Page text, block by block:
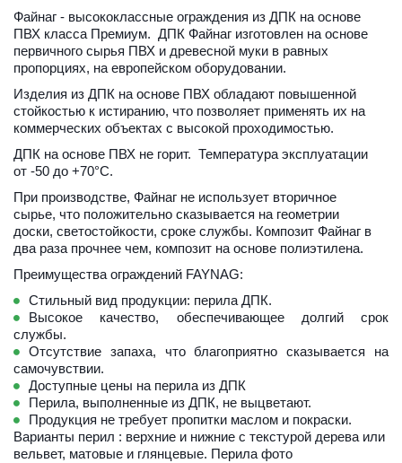
Файнаг - высококлассные ограждения из ДПК на основе
ПВХ класса Премиум.  ДПК Файнаг изготовлен на основе
первичного сырья ПВХ и древесной муки в равных
пропорциях, на европейском оборудовании.
Изделия из ДПК на основе ПВХ обладают повышенной
стойкостью к истиранию, что позволяет применять их на
коммерческих объектах с высокой проходимостью.
ДПК на основе ПВХ не горит.  Температура эксплуатации
от -50 до +70°С.
При производстве, Файнаг не использует вторичное
сырье, что положительно сказывается на геометрии
доски, светостойкости, сроке службы. Композит Файнаг в
два раза прочнее чем, композит на основе полиэтилена.
Преимущества ограждений FAYNAG:
Стильный вид продукции: перила ДПК.
Высокое качество, обеспечивающее долгий срок
службы.
Отсутствие запаха, что благоприятно сказывается на
самочувствии.
Доступные цены на перила из ДПК
Перила, выполненные из ДПК, не выцветают.
Продукция не требует пропитки маслом и покраски.
Варианты перил : верхние и нижние с текстурой дерева или
вельвет, матовые и глянцевые. Перила фото